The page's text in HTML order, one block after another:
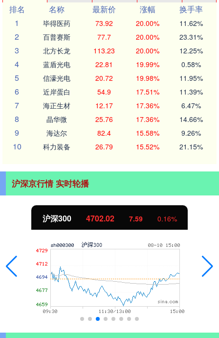
排名
名称 最新价 涨幅
换手率
1
毕得医药 73.92 20.00% 11.62%
2 百普赛斯 77.7 20.00% 23.31%
3 北方长龙 113.23 20.00% 12.25%
4 蓝盾光电 22.81 19.99% 0.58%
5 信濠光电 20.72 19.98% 11.95%
6 近岸蛋白 54.9 17.51% 11.39%
7 海正生材 12.17 17.36% 6.47%
8 晶华微 25.76 17.36% 14.66%
9 海达尔 82.4 15.58% 9.26%
10 科力装备 26.79 15.52% 21.15%
沪深京行情 实时轮播
北证50 1122.88 -11.37 -1.00%